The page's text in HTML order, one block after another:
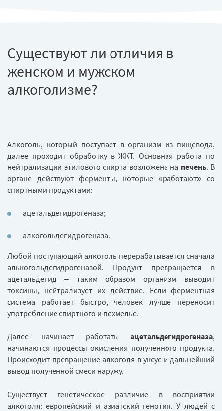
Существуют ли отличия в
женском и мужском
алкоголизме?
Алкоголь, который поступает в организм из пищевода,
далее проходит обработку в ЖКТ. Основная работа по
нейтрализации этилового спирта возложена на печень. В
органе действуют ферменты, которые «работают» со
спиртными продуктами:
ацетальдегидрогеназа;
алкогольдегидрогеназа.
Любой поступающий алкоголь перерабатывается сначала
алькогольдегидрогеназой. Продукт превращается в
ацетальдегид – таким образом организм выводит
токсины, нейтрализует их действие. Если ферментная
система работает быстро, человек лучше переносит
употребление спиртного и похмелье.
Далее начинает работать ацетальдегидрогеназа,
начинаются процессы окисления полученного продукта.
Происходит превращение алкоголя в уксус и дальнейший
вывод полученной смеси наружу.
Существует генетическое различие в восприятии
алкоголя: европейский и азиатский генотип. У людей с